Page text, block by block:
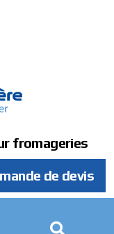
fromageries
de devis